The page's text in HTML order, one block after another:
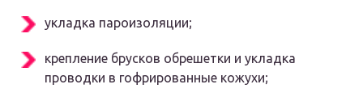
укладка пароизоляции;
крепление брусков обрешетки и укладка
проводки в гофрированные кожухи;